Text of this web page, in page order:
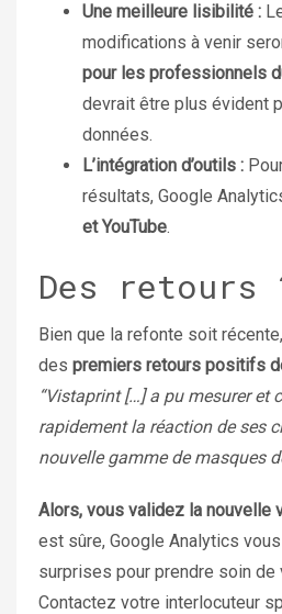
Une meilleure lisibilité :
modifications à venir
pour les professionnels
devrait être plus évident
données.
L’intégration d’outils :
résultats, Google
et YouTube.
Des retours
Bien que la refonte soit
des premiers retours positifs
“Vistaprint […] a pu mesurer et
rapidement la réaction de ses
nouvelle gamme de masques
Alors, vous validez la nouvelle
est sûre, Google Analytics
surprises pour prendre soin
Contactez votre interlocuteur